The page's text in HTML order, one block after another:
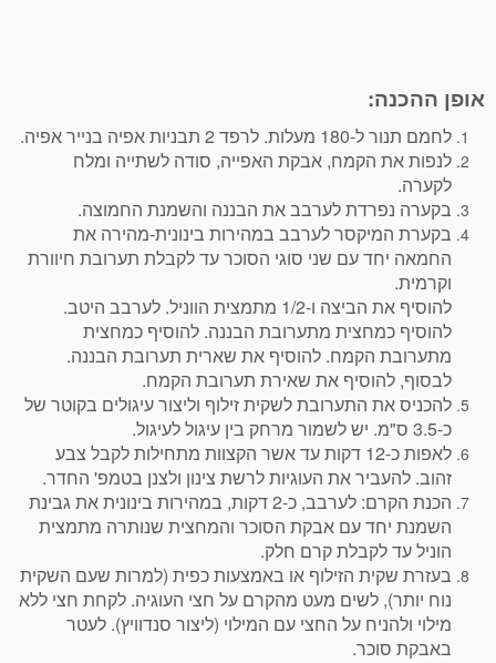
אופן ההכנה:
לחמם תנור ל-180 מעלות. לרפד 2 תבניות אפיה בנייר אפיה.
לנפות את הקמח, אבקת האפייה, סודה לשתייה ומלח
לקערה.
בקערה נפרדת לערבב את הבננה והשמנת החמוצה.
בקערת המיקסר לערבב במהירות בינונית-מהירה את
החמאה יחד עם שני סוגי הסוכר עד לקבלת תערובת חיוורת
וקרמית.
להוסיף את הביצה ו-1/2 מתמצית הווניל. לערבב היטב.
להוסיף כמחצית מתערובת הבננה. להוסיף כמחצית
מתערובת הקמח. להוסיף את שארית תערובת הבננה.
לבסוף, להוסיף את שאירת תערובת הקמח.
להכניס את התערובת לשקית זילוף וליצור עיגולים בקוטר של
כ-3.5 ס"מ. יש לשמור מרחק בין עיגול לעיגול.
לאפות כ-12 דקות עד אשר הקצוות מתחילות לקבל צבע
זהוב. להעביר את העוגיות לרשת צינון ולצנן בטמפ' החדר.
הכנת הקרם: לערבב, כ-2 דקות, במהירות בינונית את גבינת
השמנת יחד עם אבקת הסוכר והמחצית שנותרה מתמצית
הוניל עד לקבלת קרם חלק.
בעזרת שקית הזילוף או באמצעות כפית (למרות שעם השקית
נוח יותר), לשים מעט מהקרם על חצי העוגיה. לקחת חצי ללא
מילוי ולהניח על החצי עם המילוי (ליצור סנדוויץ). לעטר
באבקת סוכר.